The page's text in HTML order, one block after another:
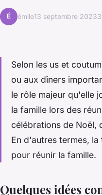
É émile13 septembre 2023
Selon les us et
ou aux dîners
le rôle majeur qu'elle
la famille lors des
célébrations de Noël,
En d'autres termes,
pour réunir la famille.
Quelques idées